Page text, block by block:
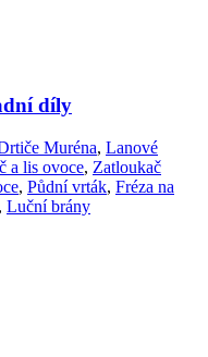
díly
Muréna, Lanové
a lis ovoce, Zatloukač
, Půdní vrták, Fréza na
, Luční brány